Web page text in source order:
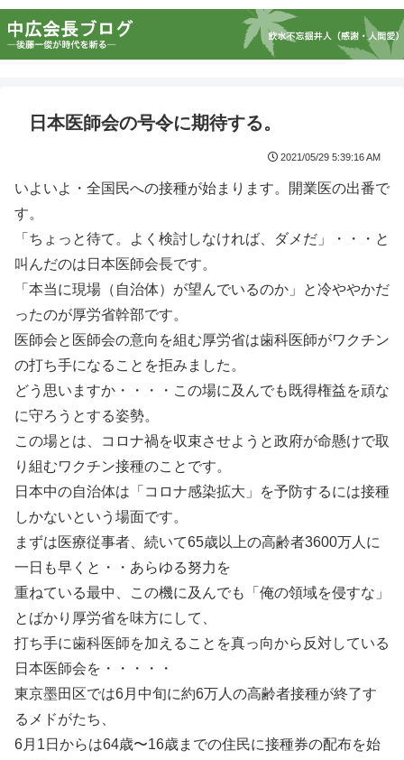
日本医師会の号令に期待する。
2021/05/29 5:39:16 AM
いよいよ・全国民への接種が始まります。開業医の出番で
す。
「ちょっと待て。よく検討しなければ、ダメだ」・・・と
叫んだのは日本医師会長です。
「本当に現場（自治体）が望んでいるのか」と冷ややかだ
ったのが厚労省幹部です。
医師会と医師会の意向を組む厚労省は歯科医師がワクチン
の打ち手になることを拒みました。
どう思いますか・・・・この場に及んでも既得権益を頑な
に守ろうとする姿勢。
この場とは、コロナ禍を収束させようと政府が命懸けで取
り組むワクチン接種のことです。
日本中の自治体は「コロナ感染拡大」を予防するには接種
しかないという場面です。
まずは医療従事者、続いて65歳以上の高齢者3600万人に
一日も早くと・・あらゆる努力を
重ねている最中、この機に及んでも「俺の領域を侵すな」
とばかり厚労省を味方にして、
打ち手に歯科医師を加えることを真っ向から反対している
日本医師会を・・・・・
東京墨田区では6月中旬に約6万人の高齢者接種が終了す
るメドがたち、
6月1日からは64歳〜16歳までの住民に接種券の配布を始